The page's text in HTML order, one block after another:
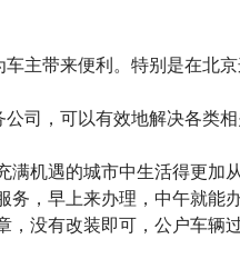
主带来便利。特别是在北
司，可以有效地解决各类
机遇的城市中生活得更加从
，早上来办理，中午就能
没有改装即可，公户车辆